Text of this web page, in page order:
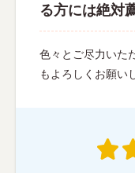
る方には絶対
色々とご尽力いた
もよろしくお願い